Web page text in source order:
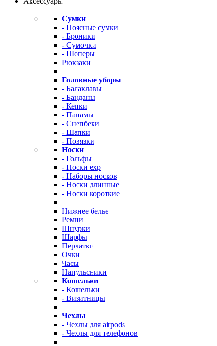
Сумки
- Поясные сумки
- Броники
- Сумочки
- Шоперы
Рюкзаки
Головные уборы
- Балаклавы
- Банданы
- Кепки
- Панамы
- Снепбеки
- Шапки
- Повязки
Носки
- Гольфы
- Носки exp
- Наборы носков
- Носки длинные
- Носки короткие
Нижнее белье
Ремни
Шнурки
Шарфы
Перчатки
Очки
Часы
Напульсники
Кошельки
- Кошельки
- Визитницы
Чехлы
- Чехлы для airpods
- Чехлы для телефонов